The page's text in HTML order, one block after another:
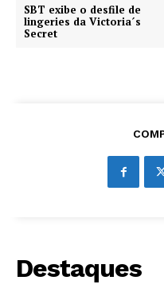
SBT exibe o desfile de
lingeries da Victoria´s
Secret
Destaques